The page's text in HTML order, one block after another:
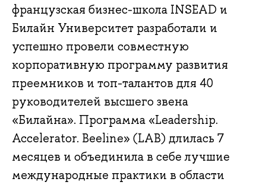
французская бизнес-школа INSEAD и
Билайн Университет разработали и
успешно провели совместную
корпоративную программу развития
преемников и топ-талантов для 40
руководителей высшего звена
«Билайна». Программа «Leadership.
Accelerator. Beeline» (LAB) длилась 7
месяцев и объединила в себе лучшие
международные практики в области